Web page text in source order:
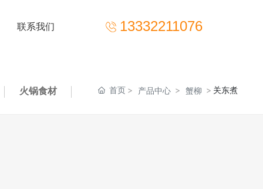
联系我们 13332211076
火锅食材 首页 产品中心 蟹柳 关东煮